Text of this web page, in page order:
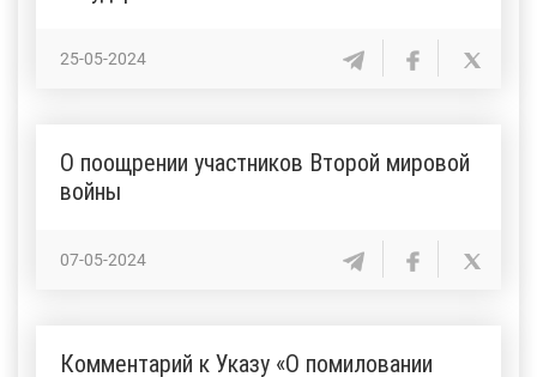
25-05-2024
О поощрении участников Второй мировой
войны
07-05-2024
Комментарий к Указу «О помиловании